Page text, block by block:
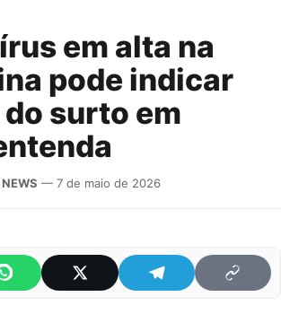
em alta na
pode indicar
surto em
— 7 de maio de 2026